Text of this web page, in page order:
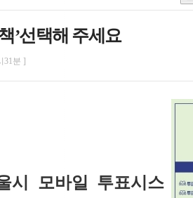
’선택해 주세요
31분 ]
시 모바일 투표시스